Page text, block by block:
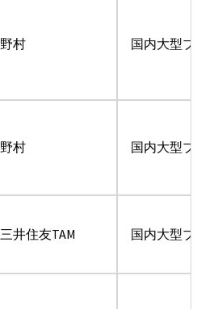
野村 国内大型
野村 国内大型
三井住友TAM 国内大型